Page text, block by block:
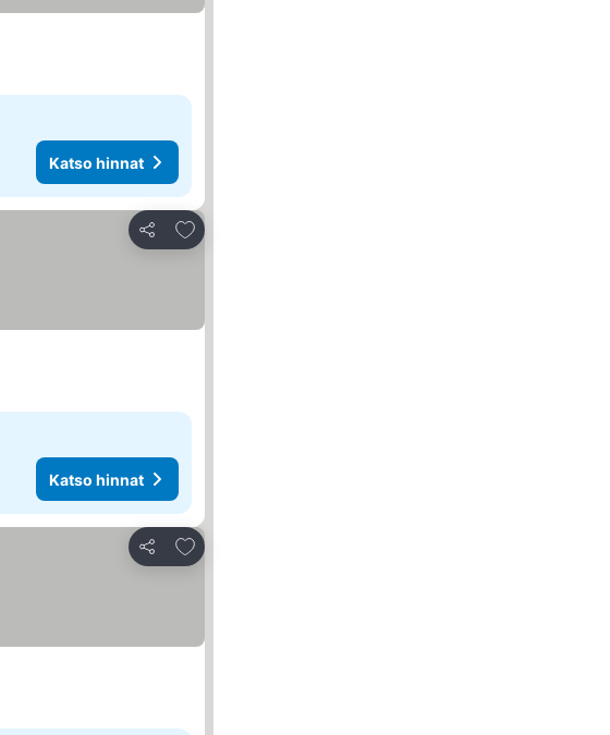
Katso hinnat
Jaa
Lisää suosikkeihin
Katso hinnat
Jaa
Lisää suosikkeihin